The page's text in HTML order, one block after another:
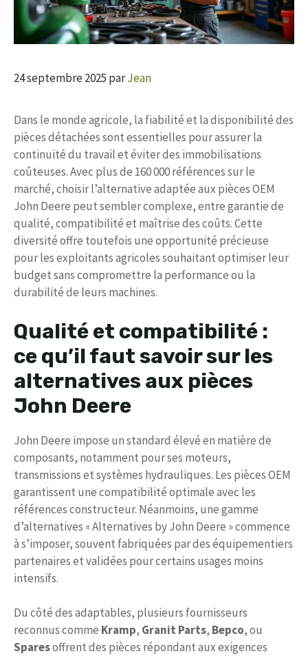
24 septembre 2025 parJean
Dans le monde agricole, la fiabilité et la disponibilité des
pièces détachées sont essentielles pour assurer la
continuité du travail et éviter des immobilisations
coûteuses. Avec plus de 160 000 références sur le
marché, choisir l’alternative adaptée aux pièces OEM
John Deere peut sembler complexe, entre garantie de
qualité, compatibilité et maîtrise des coûts. Cette
diversité offre toutefois une opportunité précieuse
pour les exploitants agricoles souhaitant optimiser leur
budget sans compromettre la performance ou la
durabilité de leurs machines.
Qualité et compatibilité :
ce qu’il faut savoir sur les
alternatives aux pièces
John Deere
John Deere impose un standard élevé en matière de
composants, notamment pour ses moteurs,
transmissions et systèmes hydrauliques. Les pièces OEM
garantissent une compatibilité optimale avec les
références constructeur. Néanmoins, une gamme
d’alternatives « Alternatives by John Deere » commence
à s’imposer, souvent fabriquées par des équipementiers
partenaires et validées pour certains usages moins
intensifs.
Du côté des adaptables, plusieurs fournisseurs
reconnus comme Kramp, Granit Parts, Bepco, ou
Sparesoffrent des pièces répondant aux exigences